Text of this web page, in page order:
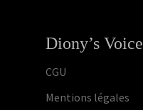
Diony’s Voice
CGU
Mentions légales